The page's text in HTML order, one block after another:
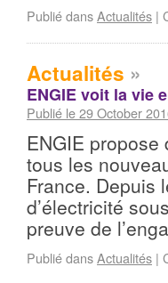
Publié dansActualités |
Actualités »
ENGIE voit la vie
Publié le 29 October
ENGIE
tous les
France. Depuis
d’électricité
preuve de
Publié dansActualités |